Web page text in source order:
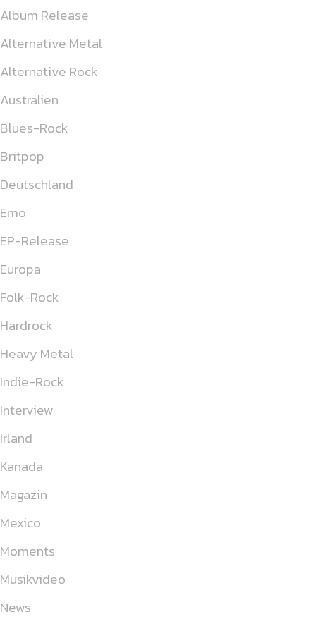
Album Release
Alternative Metal
Alternative Rock
Australien
Blues-Rock
Britpop
Deutschland
Emo
EP-Release
Europa
Folk-Rock
Hardrock
Heavy Metal
Indie-Rock
Interview
Irland
Kanada
Magazin
Mexico
Moments
Musikvideo
News